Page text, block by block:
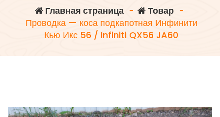
Главная страница- Товар-
Проводка — коса подкапотная Инфинити
Кью Икс 56 / Infiniti QX56 JA60